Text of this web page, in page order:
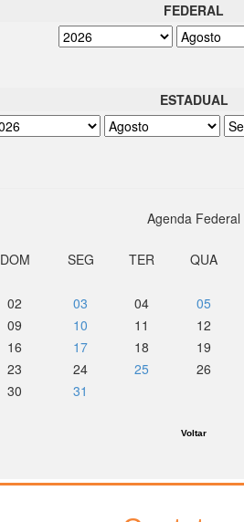
FEDERAL
ESTADUAL
Agenda Federal
DOM SEG TER QUA
02
03 04 05
09
10 11 12
16
17 18 19
23
24 25 26
30
31
Voltar